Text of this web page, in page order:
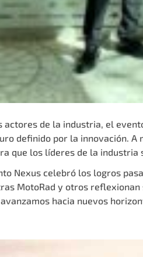
actores de la industria, el
definido por la innovación.
que los líderes de la
Nexus celebró los logros
MotoRad y otros
hacia nuevos